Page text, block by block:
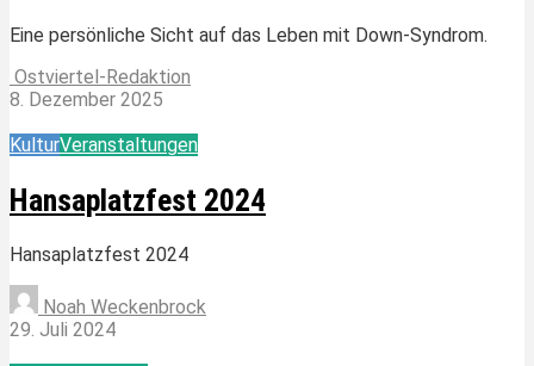
Eine persönliche Sicht auf das Leben mit Down-Syndrom.
Ostviertel-Redaktion
8. Dezember 2025
KulturVeranstaltungen
Hansaplatzfest 2024
Hansaplatzfest 2024
Noah Weckenbrock
29. Juli 2024